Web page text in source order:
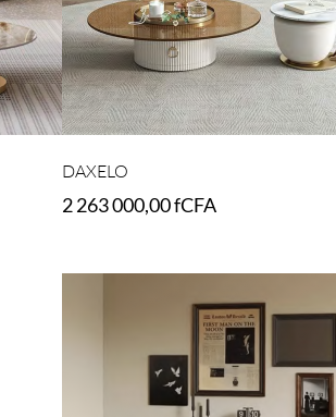
DAXELO
2 263 000,00fCFA